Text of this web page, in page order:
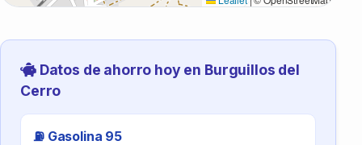
Datos de ahorro hoy en Burguillos del
Cerro
⛽ Gasolina 95